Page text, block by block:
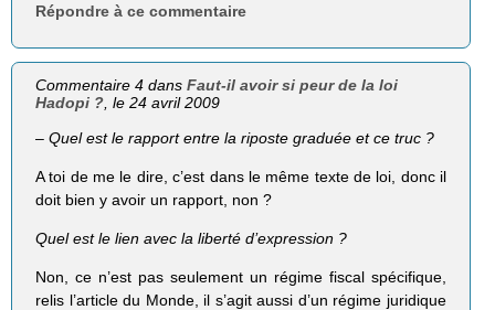
Répondre à ce commentaire
Commentaire 4 dansFaut-il avoir si peur de la loi
Hadopi ? , le 24 avril 2009
– Quel est le rapport entre la riposte graduée et ce truc ?
A toi de me le dire, c’est dans le même texte de loi, donc il
doit bien y avoir un rapport, non ?
Quel est le lien avec la liberté d’expression ?
Non, ce n’est pas seulement un régime fiscal spécifique,
relis l’article du Monde, il s’agit aussi d’un régime juridique